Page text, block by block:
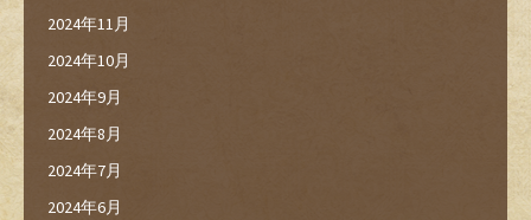
2024年11月
2024年10月
2024年9月
2024年8月
2024年7月
2024年6月